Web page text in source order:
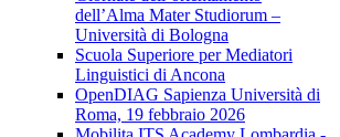
dell’Alma Mater Studiorum –
Università di Bologna
Scuola Superiore per Mediatori
Linguistici di Ancona
OpenDIAG Sapienza Università di
Roma, 19 febbraio 2026